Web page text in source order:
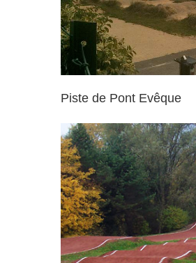
Piste de Pont Evêque